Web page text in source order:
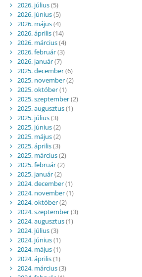
2026. július(5)
2026. június(5)
2026. május(4)
2026. április(14)
2026. március(4)
2026. február(3)
2026. január(7)
2025. december(6)
2025. november(2)
2025. október(1)
2025. szeptember(2)
2025. augusztus(1)
2025. július(3)
2025. június(2)
2025. május(2)
2025. április(3)
2025. március(2)
2025. február(2)
2025. január(2)
2024. december(1)
2024. november(1)
2024. október(2)
2024. szeptember(3)
2024. augusztus(1)
2024. július(3)
2024. június(1)
2024. május(1)
2024. április(1)
2024. március(3)